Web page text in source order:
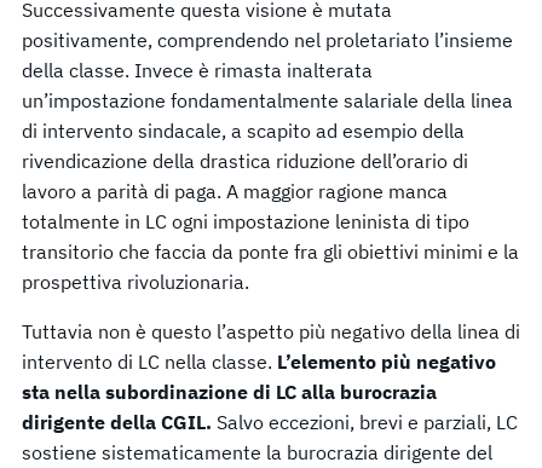
Successivamente questa visione è mutata
positivamente, comprendendo nel proletariato l’insieme
della classe. Invece è rimasta inalterata
un’impostazione fondamentalmente salariale della linea
di intervento sindacale, a scapito ad esempio della
rivendicazione della drastica riduzione dell’orario di
lavoro a parità di paga. A maggior ragione manca
totalmente in LC ogni impostazione leninista di tipo
transitorio che faccia da ponte fra gli obiettivi minimi e la
prospettiva rivoluzionaria.
Tuttavia non è questo l’aspetto più negativo della linea di
intervento di LC nella classe. L’elemento più negativo
sta nella subordinazione di LC alla burocrazia
dirigente della CGIL. Salvo eccezioni, brevi e parziali, LC
sostiene sistematicamente la burocrazia dirigente del